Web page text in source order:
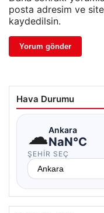
posta adresim ve
kaydedilsin.
Hava Durumu
☁Ankara
NaN°C
ŞEHIR SEÇ